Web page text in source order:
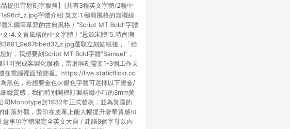
供雷射刻字服務】(共有3種英文字體/2種中
字體介紹:英文:1.極簡風格的無襯線
3.鋼筆草寫的古典風格 / "Script MT Bold"字體
文青風格的中文字體 / "思源宋體"5.時尚潮
選取立刻結帳後，「給
好，我想要刻Script MT Bold字體"Samuel"，
可完成客製化服務，雷射雕刻需要1-3個工作天
在電腦裡面預覽喔。https://live.staticflickr.co
黑色，若想要金色or銀色字體可選擇以下燙金/
緻質感，我們特別開模訂製精緻小巧的3mm黃
司Monotype於1932年正式發表，並為英國的
俐落外觀，燙印在皮革上能大幅提升奢華質感ht
事項字體限定全英文大寫 / 建議8個字母以內